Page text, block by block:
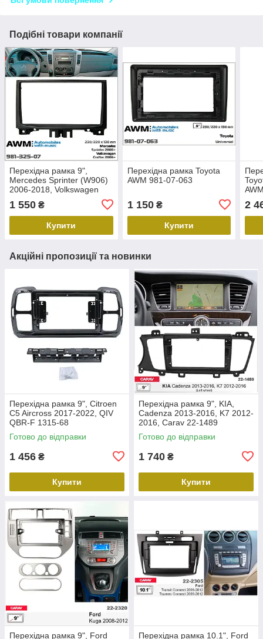
Подібні товари компанії
Перехідна рамка 9",
Mercedes Sprinter (W906)
2006-2018, Volkswagen
981-325-07
1 550 ₴
Купити
Перехідна рамка Toyota
AWM 981-07-063
1 150₴
Купити
2
Акційні пропозиції та новинки
Перехідна рамка 9", Citroen
C5 Aircross 2017-2022, QIV
QBR-F 1315-68
Готово до відправки
1 456 ₴
Купити
Перехідна рамка 9", KIA,
Cadenza 2013-2016, K7 2012-
2016, Carav 22-1489
Готово до відправки
1 740 ₴
Купити
Перехідна рамка 9", Ford
Перехідна рамка 10.1", Ford